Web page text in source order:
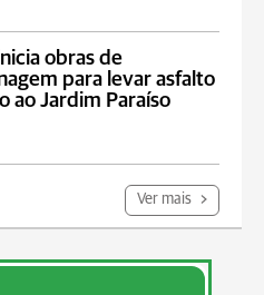
obras de
para levar asfalto
ao Jardim Paraíso
Ver mais